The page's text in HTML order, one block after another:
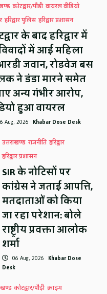
कोटद्वार/पौड़ी वायरल वीडियो
हरिद्वार पुलिस हरिद्वार प्रशासन
के बाद हरिद्वार में
में आई महिला
जवान, रोडवेज बस
ने डंडा मारने समेत
अन्य गंभीर आरोप,
हुआ वायरल
Aug, 2026 Khabar Dose Desk
उत्तराखण्ड राजनीति हरिद्वार
हरिद्वार प्रशासन
SIR के नोटिसों पर
कांग्रेस ने जताई आपत्ति,
मतदाताओं को किया
जा रहा परेशान: बोले
राष्ट्रीय प्रवक्ता आलोक
शर्मा
06 Aug, 2026 Khabar Dose
Desk
कोटद्वार/पौड़ी क्राइम